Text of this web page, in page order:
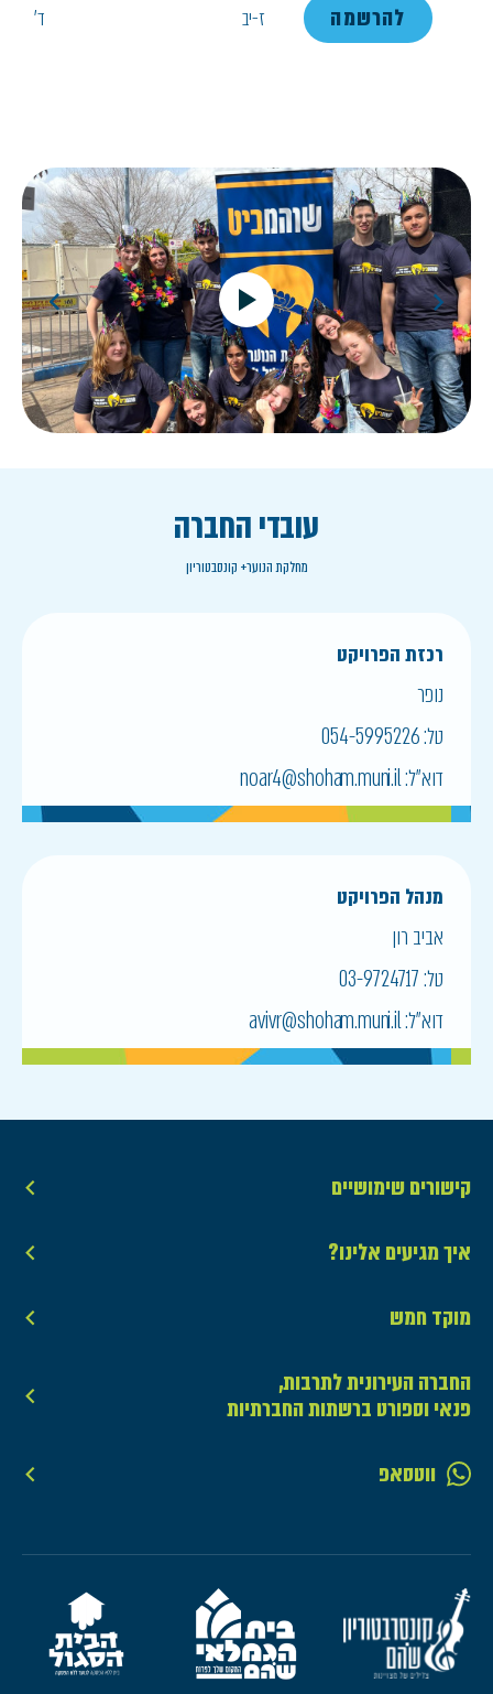
להרשמה ז-יב ד'
עובדי החברה
מחלקת הנוער+ קונסבטוריון
רכזת הפרויקט
נופר
טל:054-5995226
דוא״ל:noar4@shoham.muni.il
מנהל הפרויקט
אביב רון
טל:03-9724717
דוא״ל:avivr@shoham.muni.il
קישורים שימושיים
איך מגיעים אלינו?
מוקד חמש
החברה העירונית לתרבות,
פנאי וספורט ברשתות החברתיות
ווטסאפ